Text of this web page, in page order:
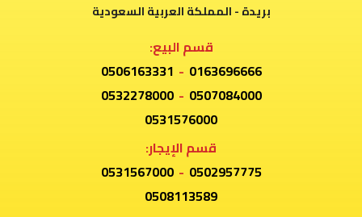
بريدة - المملكة العربية السعودية
قسم البيع:
0163696666
-
0506163331
0507084000
-
0532278000
0531576000
قسم الإيجار:
0502957775
-
0531567000
0508113589